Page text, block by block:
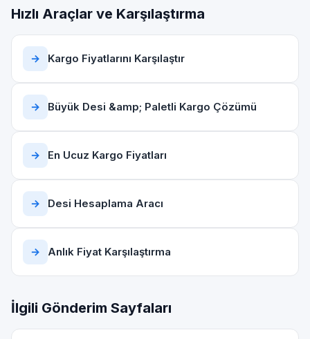
Hızlı Araçlar ve Karşılaştırma
→ Kargo Fiyatlarını Karşılaştır
→ Büyük Desi &amp; Paletli Kargo Çözümü
→ En Ucuz Kargo Fiyatları
→ Desi Hesaplama Aracı
→ Anlık Fiyat Karşılaştırma
İlgili Gönderim Sayfaları